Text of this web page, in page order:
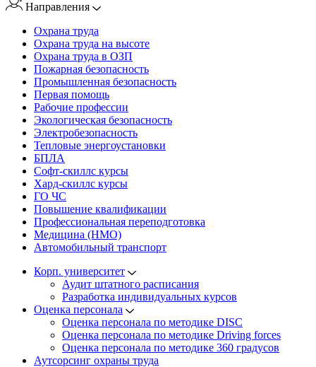
Направления
Охрана труда
Охрана труда на высоте
Охрана труда в ОЗП
Пожарная безопасность
Промышленная безопасность
Первая помощь
Рабочие профессии
Экологическая безопасность
Электробезопасность
Тепловые энергоустановки
БПЛА
Софт-скиллс курсы
Хард-скиллс курсы
ГО ЧС
Повышение квалификации
Профессиональная переподготовка
Медицина (НМО)
Автомобильный транспорт
Корп. университет
Аудит штатного расписания
Разработка индивидуальных курсов
Оценка персонала
Оценка персонала по методике DISC
Оценка персонала по методике Driving forces
Оценка персонала по методике 360 градусов
Аутсорсинг охраны труда